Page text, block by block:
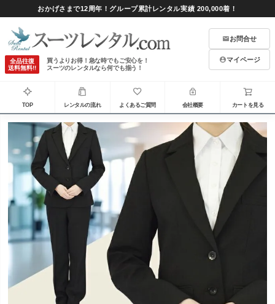
おかげさまで12周年！グループ累計レンタル実績 200,000着！
全品往復
送料無料!!
買うよりお得！急な時でもご安心を！
スーツのレンタルなら何でも揃う！
お問合せ
マイページ
TOP レンタルの流れ よくあるご質問 会社概要 カートを見る